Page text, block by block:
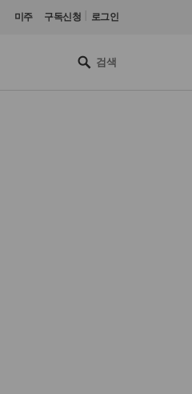
미주 구독신청 로그인